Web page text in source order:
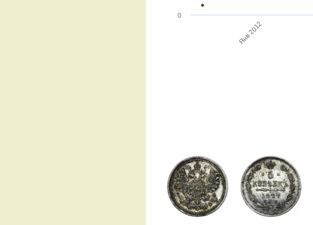
Янв 2012
0